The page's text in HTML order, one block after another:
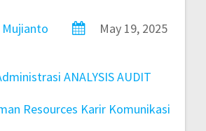
Mujianto May 19, 2025
ANALYSISAUDIT
Resources Karir Komunikasi